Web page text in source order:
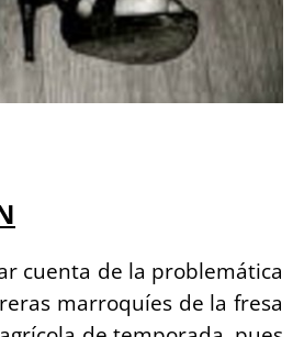
cuenta de la problemática
marroquíes de la fresa